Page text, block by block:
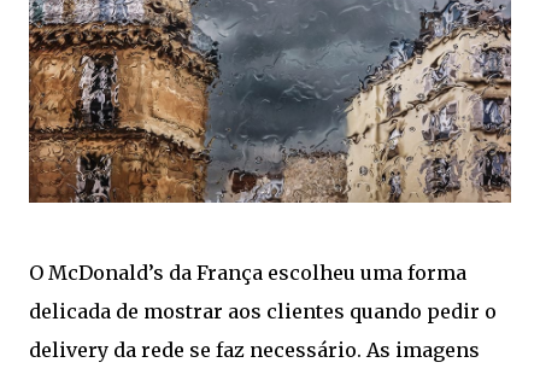
O McDonald’s da França escolheu uma forma
delicada de mostrar aos clientes quando pedir o
delivery da rede se faz necessário. As imagens